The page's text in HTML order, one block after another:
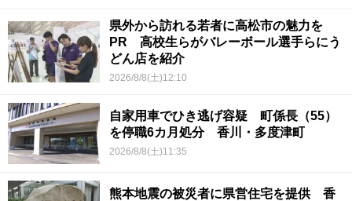
県外から訪れる若者に高松市の魅力を
PR 高校生らがバレーボール選手らにう
どん店を紹介
2026/8/8(土)12:10
自家用車でひき逃げ容疑 町係長（55）
を停職6カ月処分 香川・多度津町
2026/8/8(土)11:35
熊本地震の被災者に県営住宅を提供 香